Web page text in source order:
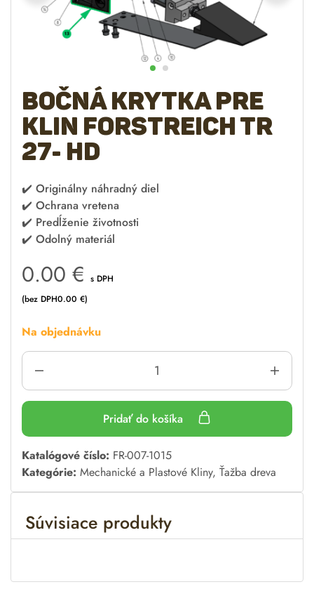
Bočná krytka pre
klin Forstreich TR
27- HD
✔️ Originálny náhradný diel
✔️ Ochrana vretena
✔️ Predĺženie životnosti
✔️ Odolný materiál
0.00 € s DPH
(bez DPH0.00 €)
Na objednávku
Pridať do košíka
A
l
t
n
Katalógové číslo: FR-007-1015
Kategórie: Mechanické a Plastové Kliny, Ťažba dreva
Súvisiace produkty